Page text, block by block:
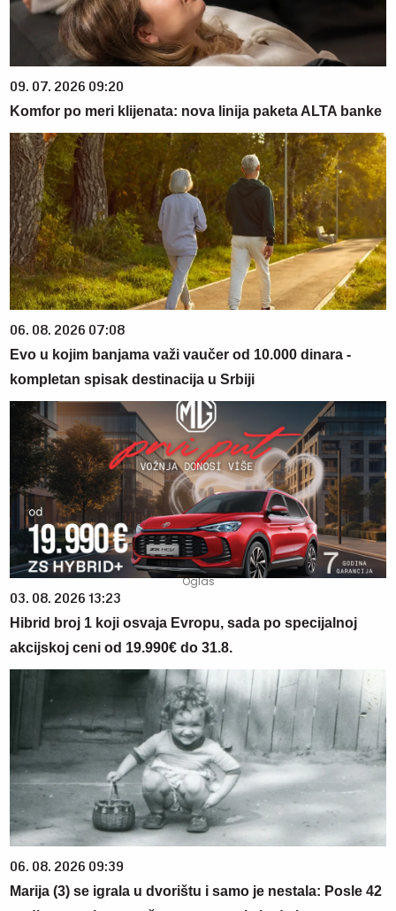
09. 07. 2026 09:20
Komfor po meri klijenata: nova linija paketa ALTA banke
06. 08. 2026 07:08
Evo u kojim banjama važi vaučer od 10.000 dinara -
kompletan spisak destinacija u Srbiji
03. 08. 2026 13:23
Hibrid broj 1 koji osvaja Evropu, sada po specijalnoj
akcijskoj ceni od 19.990€ do 31.8.
06. 08. 2026 09:39
Marija (3) se igrala u dvorištu i samo je nestala: Posle 42